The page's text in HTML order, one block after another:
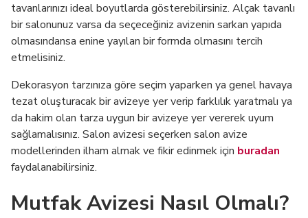
tavanlarınızı ideal boyutlarda gösterebilirsiniz. Alçak tavanlı
bir salonunuz varsa da seçeceğiniz avizenin sarkan yapıda
olmasındansa enine yayılan bir formda olmasını tercih
etmelisiniz.
Dekorasyon tarzınıza göre seçim yaparken ya genel havaya
tezat oluşturacak bir avizeye yer verip farklılık yaratmalı ya
da hakim olan tarza uygun bir avizeye yer vererek uyum
sağlamalısınız. Salon avizesi seçerken salon avize
modellerinden ilham almak ve fikir edinmek için buradan
faydalanabilirsiniz.
Mutfak Avizesi Nasıl Olmalı?